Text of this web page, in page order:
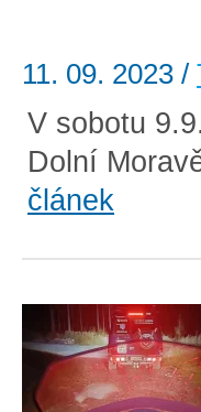
11. 09. 2023 /
V sobotu
Dolní
článek